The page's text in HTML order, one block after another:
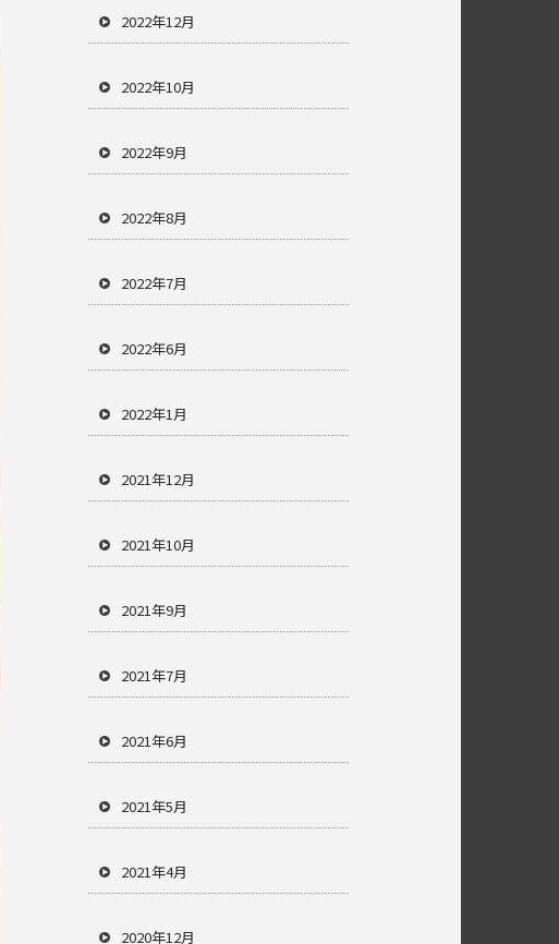
2022年12月
2022年10月
2022年9月
2022年8月
2022年7月
2022年6月
2022年1月
2021年12月
2021年10月
2021年9月
2021年7月
2021年6月
2021年5月
2021年4月
2020年12月